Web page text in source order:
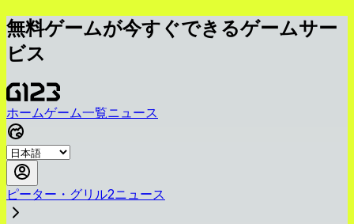
無料ゲームが今すぐできるゲームサー
ビス
ホームゲーム一覧ニュース
ピーター・グリル2ニュース